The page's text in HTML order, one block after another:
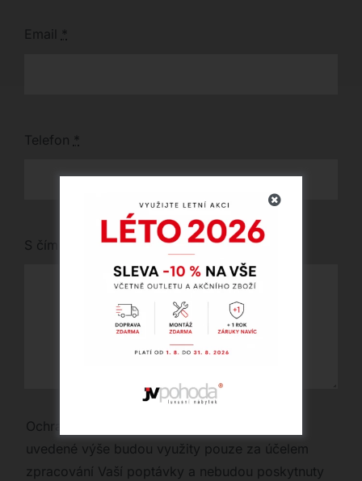
Email *
Telefon *
S čím vám můžeme pomoci?
Ochrana osobních údajů | Vaše osobní údaje
uvedené výše budou využity pouze za účelem
zpracování Vaší poptávky a nebudou poskytnuty